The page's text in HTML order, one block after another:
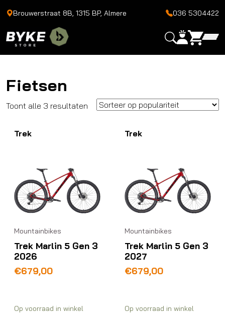
Brouwerstraat 8B, 1315 BP, Almere 036 5304422
Fietsen
Toont alle 3 resultaten Gesorteerd
populariteit
Trek
Mountainbikes
Trek Marlin 5 Gen 3
2026
€679,00
Op voorraad in winkel
Trek
Mountainbikes
Trek Marlin 5 Gen 3
2027
€679,00
Op voorraad in winkel